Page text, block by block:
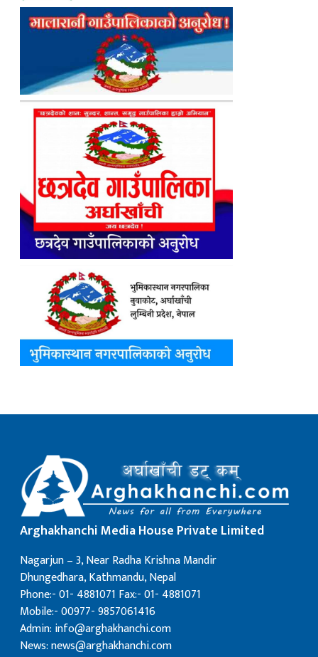
Arghakhanchi Media House Private Limited
Nagarjun – 3, Near Radha Krishna Mandir
Dhungedhara, Kathmandu, Nepal
Phone:- 01- 4881071 Fax:- 01- 4881071
Mobile:- 00977- 9857061416
Admin: info@arghakhanchi.com
News: news@arghakhanchi.com